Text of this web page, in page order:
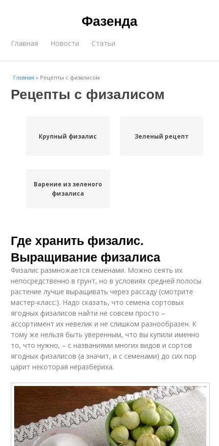
Фазенда
Главная Новости Статьи
Главная » Рецепты с физалисом
Рецепты с физалисом
Крупный физалис Зеленый рецепт
Варение из зеленого
физалиса
Где хранить физалис.
Выращивание физалиса
Физалис размножается семенами. Можно сеять их
непосредственно в грунт, но в условиях средней полосы
растение лучше выращивать через рассаду (смотрите
мастер-класс:). Надо сказать, что семена сортовых
ягодных физалисов найти не совсем просто –
ассортимент их невелик и не слишком разнообразен. К
тому же нельзя быть уверенным, что вы купили именно
то, что нужно, – с названиями многих видов и сортов
ягодных физалисов (а значит, и с семенами) до сих пор
царит некоторая неразбериха.